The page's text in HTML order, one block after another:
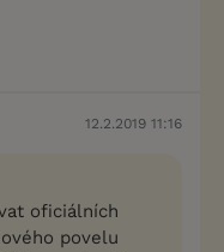
12.2.2019 11:16
oficiálních
povelu